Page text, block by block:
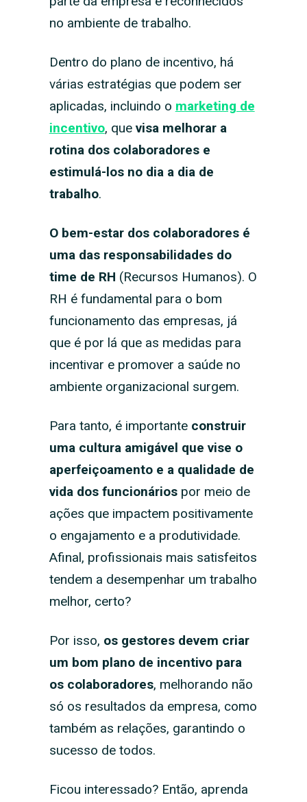
no ambiente de trabalho.
Dentro do plano de incentivo, há
várias estratégias que podem ser
aplicadas, incluindo o marketing de
incentivo, quevisa melhorar a
rotina dos colaboradores e
estimulá-los no dia a dia de
trabalho.
O bem-estar dos colaboradores é
uma das responsabilidades do
time de RH (Recursos Humanos). O
RH é fundamental para o bom
funcionamento das empresas, já
que é por lá que as medidas para
incentivar e promover a saúde no
ambiente organizacional surgem.
Para tanto, é importante construir
uma cultura amigável que vise o
aperfeiçoamento e a qualidade de
vida dos funcionáriospor meio de
ações que impactem positivamente
o engajamento e a produtividade.
Afinal, profissionais mais satisfeitos
tendem a desempenhar um trabalho
melhor, certo?
Por isso, os gestores devem criar
um bom plano de incentivo para
os colaboradores, melhorando não
só os resultados da empresa, como
também as relações, garantindo o
sucesso de todos.
Ficou interessado? Então, aprenda